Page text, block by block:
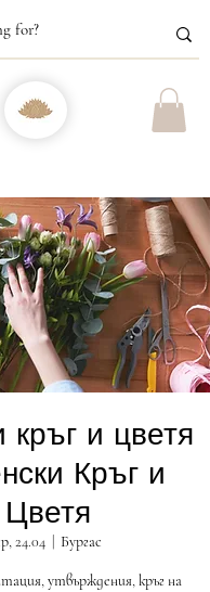
кръг и цветя
Кръг и
Цветя
24.04
  |
Бургас
утвърждения, кръг на